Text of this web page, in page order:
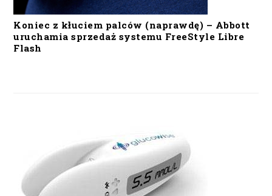
Koniec z kłuciem palców (naprawdę) – Abbott
uruchamia sprzedaż systemu FreeStyle Libre
Flash